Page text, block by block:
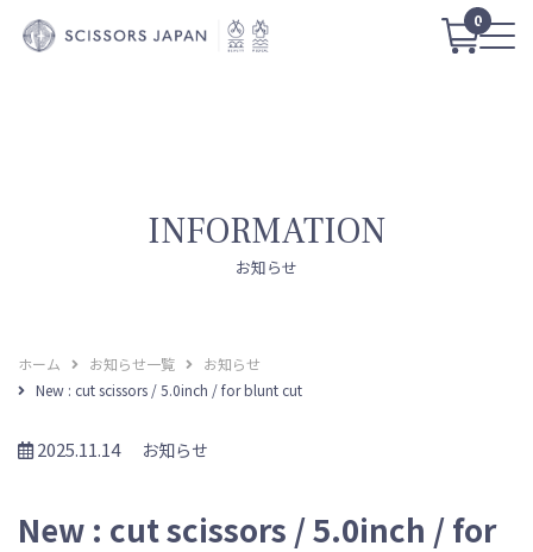
0
INFORMATION
お知らせ
ホーム お知らせ一覧
お知らせ
New : cut scissors / 5.0inch / for blunt cut
2025.11.14 お知らせ
New : cut scissors / 5.0inch / for